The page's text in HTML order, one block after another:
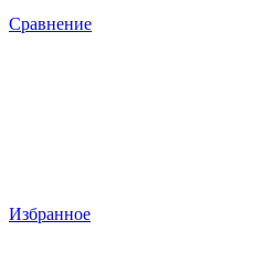
Сравнение
Избранное